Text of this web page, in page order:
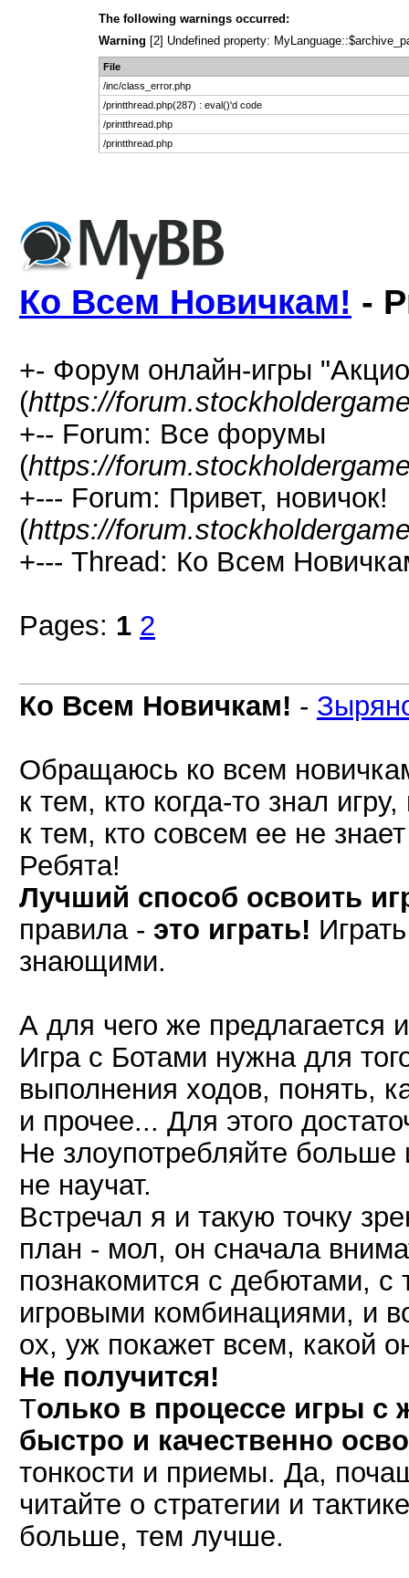
The following warnings occurred:
Warning [2] Undefined property:
File
/inc/class_error.php
/printthread.php(287) : eval()'d code
/printthread.php
/printthread.php
Ко Всем Новичкам! -
+- Форум онлайн-игры
(https://
+-- Forum: Все форумы
(https://
+--- Forum: Привет, новичок!
(https://
+--- Thread: Ко Всем
Pages: 1 2
Ко Всем Новичкам! -
Обращаюсь ко всем
к тем, кто когда-то знал
к тем, кто совсем ее не
Ребята!
Лучший способ освоить
правила - это играть!
знающими.
А для чего же предлагается
Игра с Ботами нужна для
выполнения ходов, понять,
и прочее... Для этого
Не злоупотребляйте
не научат.
Встречал я и такую точку
план - мол, он сначала
познакомится с дебютами, с
игровыми комбинациями, и
ох, уж покажет всем, какой
Не получится!
Только в процессе игры
быстро и качественно
тонкости и приемы. Да,
читайте о стратегии и
больше, тем лучше.